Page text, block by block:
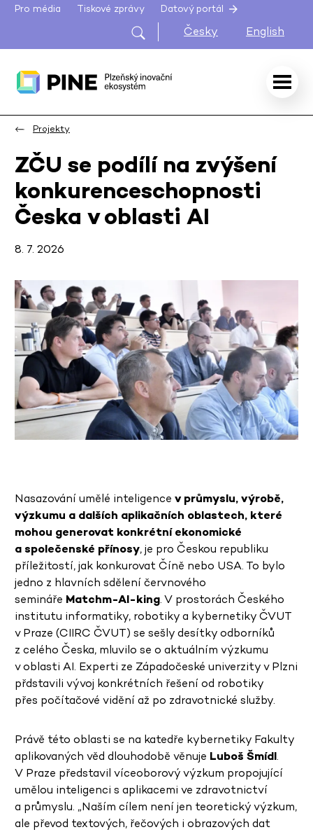
Pro média Tiskové zprávy Datový portál
Česky English
Projekty
ZČU se podílí na zvýšení
konkurenceschopnosti
Česka v oblasti AI
8. 7. 2026
Nasazování umělé inteligence v průmyslu, výrobě,
výzkumu a dalších aplikačních oblastech, které
mohou generovat konkrétní ekonomické
a společenské přínosy, je pro Českou republiku
příležitostí, jak konkurovat Číně nebo USA. To bylo
jedno z hlavních sdělení červnového
semináře Matchm-AI-king. V prostorách Českého
institutu informatiky, robotiky a kybernetiky ČVUT
v Praze (CIIRC ČVUT) se sešly desítky odborníků
z celého Česka, mluvilo se o aktuálním výzkumu
v oblasti AI. Experti ze Západočeské univerzity v Plzni
přdstavili vývoj konkrétních řešení od robotiky
přes počítačové vidění až po zdravotnické služby.
Právě této oblasti se na katedře kybernetiky Fakulty
aplikovaných věd dlouhodobě věnuje Luboš Šmídl.
V Praze představil víceoborový výzkum propojující
umělou inteligenci s aplikacemi ve zdravotnictví
a průmyslu. „Naším cílem není jen teoretický výzkum,
ale převod textových, řečových i obrazových dat